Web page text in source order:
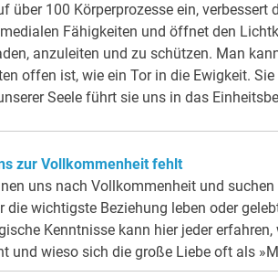
über 100 Körperprozesse ein,
Fähigkeiten und öffnet den
anzuleiten und zu schützen. Man
offen ist, wie ein Tor in die Ewigkeit.
Seele führt sie uns in das
zur Vollkommenheit fehlt
uns nach Vollkommenheit und
die wichtigste Beziehung leben oder
Kenntnisse kann hier jeder
und wieso sich die große Liebe oft als